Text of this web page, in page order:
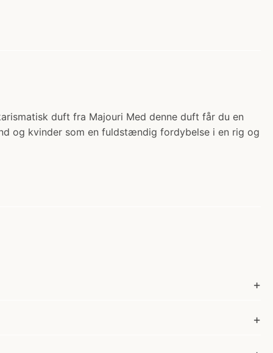
duft fra Majouri Med denne duft får du en
og kvinder som en fuldstændig fordybelse i en rig og